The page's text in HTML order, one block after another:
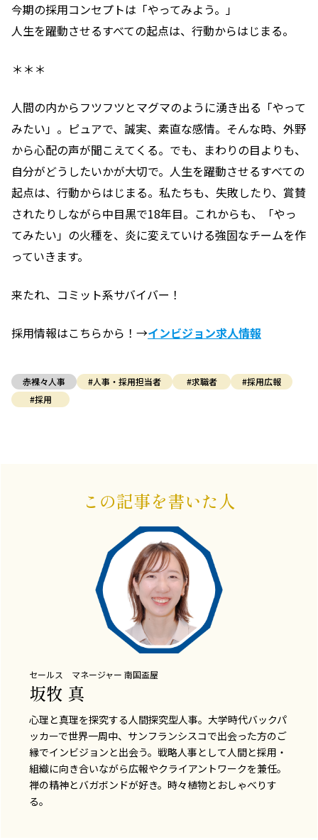
今期の採用コンセプトは「やってみよう。」
人生を躍動させるすべての起点は、行動からはじまる。
＊＊＊
人間の内からフツフツとマグマのように湧き出る「やって
みたい」。ピュアで、誠実、素直な感情。そんな時、外野
から心配の声が聞こえてくる。でも、まわりの目よりも、
自分がどうしたいかが大切で。人生を躍動させるすべての
起点は、行動からはじまる。私たちも、失敗したり、賞賛
されたりしながら中目黒で18年目。これからも、「やっ
てみたい」の火種を、炎に変えていける強固なチームを作
っていきます。
来たれ、コミット系サバイバー！
採用情報はこちらから！→インビジョン求人情報
赤裸々人事 #人事・採用担当者 #求職者
#採用広報
#採用
この記事を書いた人
セールス マネージャー 南国盃屋
坂牧 真
心理と真理を探究する人間探究型人事。大学時代バックパ
ッカーで世界一周中、サンフランシスコで出会った方のご
縁でインビジョンと出会う。戦略人事として人間と採用・
組織に向き合いながら広報やクライアントワークを兼任。
禅の精神とバガボンドが好き。時々植物とおしゃべりす
る。